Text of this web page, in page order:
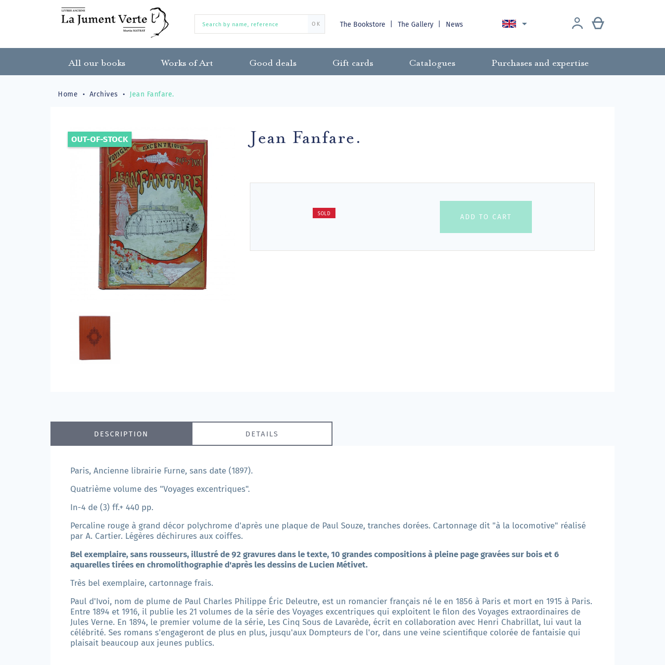
OK The Bookstore The Gallery News 
All our books Works of Art Good deals Gift cards Catalogues Purchases and expertise
Home Archives Jean Fanfare.
OUT-OF-STOCK Jean Fanfare.
SOLD ADD TO CART
DESCRIPTION DETAILS
Paris, Ancienne librairie Furne, sans date (1897).
Quatrième volume des "Voyages excentriques".
In-4 de (3) ff.+ 440 pp.
Percaline rouge à grand décor polychrome d'après une plaque de Paul Souze, tranches dorées. Cartonnage dit "à la locomotive" réalisé
par A. Cartier. Légères déchirures aux coiffes.
Bel exemplaire, sans rousseurs, illustré de 92 gravures dans le texte, 10 grandes compositions à pleine page gravées sur bois et 6
aquarelles tirées en chromolithographie d'après les dessins de Lucien Métivet.
Très bel exemplaire, cartonnage frais.
Paul d'Ivoi, nom de plume de Paul Charles Philippe Éric Deleutre, est un romancier français né le en 1856 à Paris et mort en 1915 à Paris.
Entre 1894 et 1916, il publie les 21 volumes de la série des Voyages excentriques qui exploitent le filon des Voyages extraordinaires de
Jules Verne. En 1894, le premier volume de la série, Les Cinq Sous de Lavarède, écrit en collaboration avec Henri Chabrillat, lui vaut la
célébrité. Ses romans s'engageront de plus en plus, jusqu'aux Dompteurs de l'or, dans une veine scientifique colorée de fantaisie qui
plaisait beaucoup aux jeunes publics.